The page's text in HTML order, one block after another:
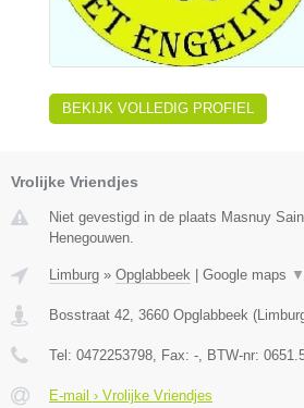
BEKIJK VOLLEDIG PROFIEL
Vrolijke Vriendjes
Niet gevestigd in de plaats Masnuy
Henegouwen.
Limburg » Opglabbeek Google maps ▼
Bosstraat 42, 3660 Opglabbeek (
Tel: 0472253798, Fax: -, BTW-nr:
E-mail › Vrolijke Vriendjes